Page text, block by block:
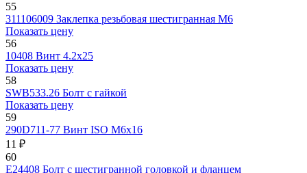
55
311106009 Заклепка резьбовая шестигранная М6
Показать цену
56
10408 Винт 4.2х25
Показать цену
58
SWВ533.26 Болт с гайкой
Показать цену
59
290D711-77 Винт ISO М6х16
11 ₽
60
E24408 Болт с шестигранной головкой и фланцем